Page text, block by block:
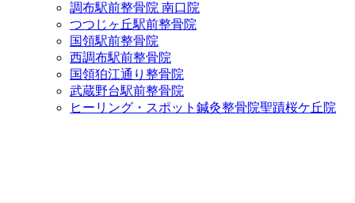
調布駅前整骨院 南口院
つつじヶ丘駅前整骨院
国領駅前整骨院
西調布駅前整骨院
国領狛江通り整骨院
武蔵野台駅前整骨院
ヒーリング・スポット鍼灸整骨院聖蹟桜ケ丘院